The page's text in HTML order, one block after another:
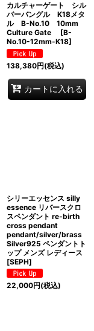
カルチャーゲート シル
バーバングル K18メタ
ル B-No.10 10mm
Culture Gate
[B-
No.10-12mm-K18]
138,380円(税込)
カートに入れる
シリーエッセンス silly
essence リバースクロ
スペンダント re-birth
cross pendant
pendant/silver/brass
Silver925 ペンダントト
ップ メンズ レディース
[SEPH]
22,000円(税込)